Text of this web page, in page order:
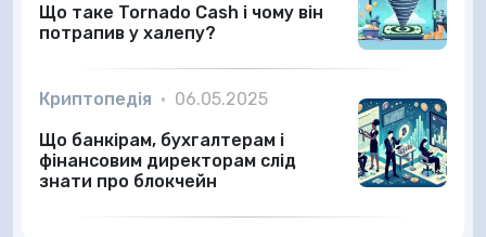
Що таке Tornado Cash і чому він
потрапив у халепу?
Криптопедія • 06.05.2025
Що банкірам, бухгалтерам і
фінансовим директорам слід
знати про блокчейн